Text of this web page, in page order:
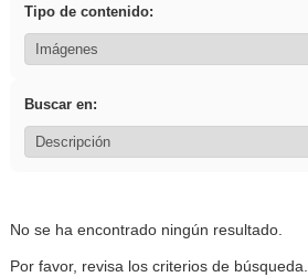
Tipo de contenido:
Buscar en:
No se ha encontrado ningún resultado.
Por favor, revisa los criterios de búsqueda.